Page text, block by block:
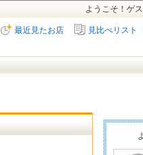
ようこそ！ゲ
見比べリスト
最近見たお店